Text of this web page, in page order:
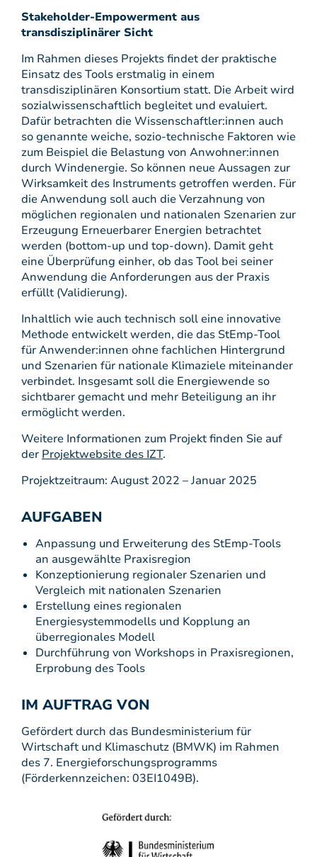
Stakeholder-Empowerment aus
transdisziplinärer Sicht
Im Rahmen dieses Projekts findet der praktische
Einsatz des Tools erstmalig in einem
transdisziplinären Konsortium statt. Die Arbeit wird
sozialwissenschaftlich begleitet und evaluiert.
Dafür betrachten die Wissenschaftler:innen auch
so genannte weiche, sozio-technische Faktoren wie
zum Beispiel die Belastung von Anwohner:innen
durch Windenergie. So können neue Aussagen zur
Wirksamkeit des Instruments getroffen werden. Für
die Anwendung soll auch die Verzahnung von
möglichen regionalen und nationalen Szenarien zur
Erzeugung Erneuerbarer Energien betrachtet
werden (bottom-up und top-down). Damit geht
eine Überprüfung einher, ob das Tool bei seiner
Anwendung die Anforderungen aus der Praxis
erfüllt (Validierung).
Inhaltlich wie auch technisch soll eine innovative
Methode entwickelt werden, die das StEmp-Tool
für Anwender:innen ohne fachlichen Hintergrund
und Szenarien für nationale Klimaziele miteinander
verbindet. Insgesamt soll die Energiewende so
sichtbarer gemacht und mehr Beteiligung an ihr
ermöglicht werden.
Weitere Informationen zum Projekt finden Sie auf
der Projektwebsite des IZT.
Projektzeitraum: August 2022 – Januar 2025
AUFGABEN
Anpassung und Erweiterung des StEmp-Tools
an ausgewählte Praxisregion
Konzeptionierung regionaler Szenarien und
Vergleich mit nationalen Szenarien
Erstellung eines regionalen
Energiesystemmodells und Kopplung an
überregionales Modell
Durchführung von Workshops in Praxisregionen,
Erprobung des Tools
IM AUFTRAG VON
Gefördert durch das Bundesministerium für
Wirtschaft und Klimaschutz (BMWK) im Rahmen
des 7. Energieforschungsprogramms
(Förderkennzeichen: 03EI1049B).